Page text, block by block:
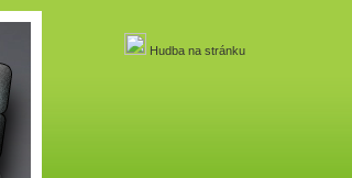
Hudba na stránku